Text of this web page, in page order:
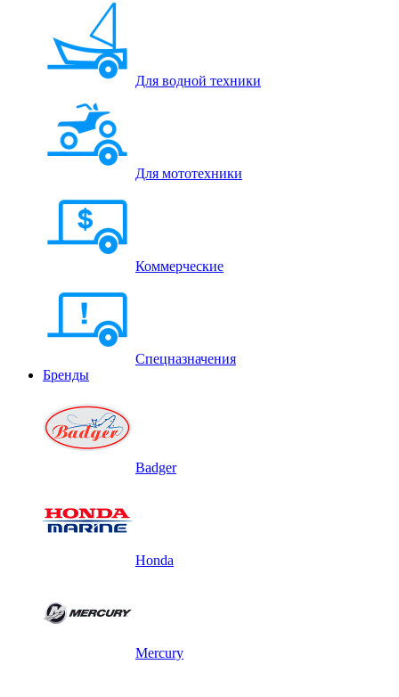
Для водной техники
Для мототехники
Коммерческие
Спецназначения
Бренды
Badger
Honda
Mercury